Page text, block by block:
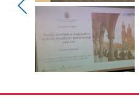
poprzednie
zdjęcia
Pokaż
1
z
galerii.